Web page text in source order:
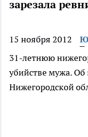
зарезала
15 ноября 2012
31-летнюю
убийстве мужа.
Нижегородской